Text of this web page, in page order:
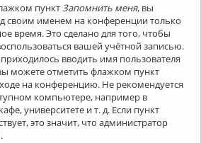
пунктЗапомнить меня, вы
своим именем на конференции только
время. Это сделано для того, чтобы
вашей учётной записью.
вводить имя пользователя
можете отметить флажком пункт
на конференцию. Не рекомендуется
компьютере, например в
университете и т. д. Если пункт
это значит, что администратор